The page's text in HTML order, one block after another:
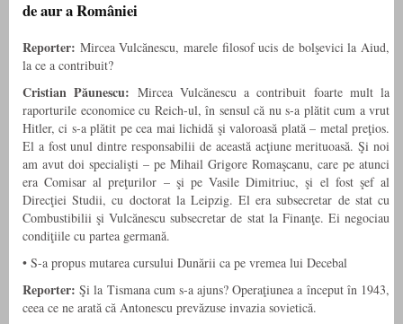
de aur a României
Reporter: Mircea Vulcănescu, marele filosof ucis de bolşevici la Aiud,
la ce a contribuit?
Cristian Păunescu: Mircea Vulcănescu a contribuit foarte mult la
raporturile economice cu Reich-ul, în sensul că nu s-a plătit cum a vrut
Hitler, ci s-a plătit pe cea mai lichidă şi valoroasă plată – metal preţios.
El a fost unul dintre responsabilii de această acţiune merituoasă. Şi noi
am avut doi specialişti – pe Mihail Grigore Romaşcanu, care pe atunci
era Comisar al preţurilor – şi pe Vasile Dimitriuc, şi el fost şef al
Direcţiei Studii, cu doctorat la Leipzig. El era subsecretar de stat cu
Combustibilii şi Vulcănescu subsecretar de stat la Finanţe. Ei negociau
condiţiile cu partea germană.
• S-a propus mutarea cursului Dunării ca pe vremea lui Decebal
Reporter: Şi la Tismana cum s-a ajuns? Operaţiunea a început în 1943,
ceea ce ne arată că Antonescu prevăzuse invazia sovietică.